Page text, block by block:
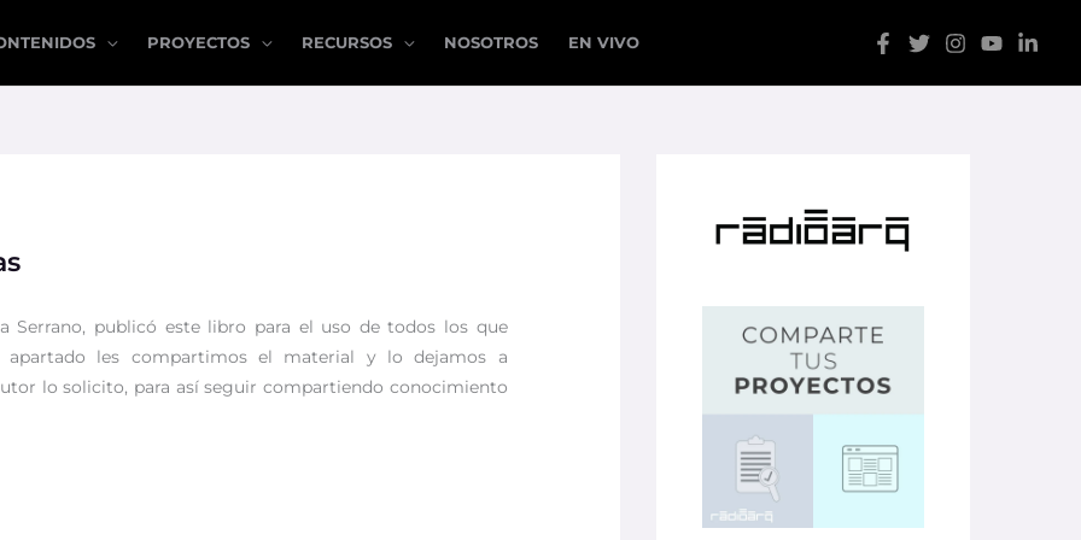
PROYECTOS RECURSOS NOSOTROS EN VIVO
Serrano, publicó este libro para el uso de todos los que
apartado les compartimos el material y lo dejamos a
lo solicito, para así seguir compartiendo conocimiento